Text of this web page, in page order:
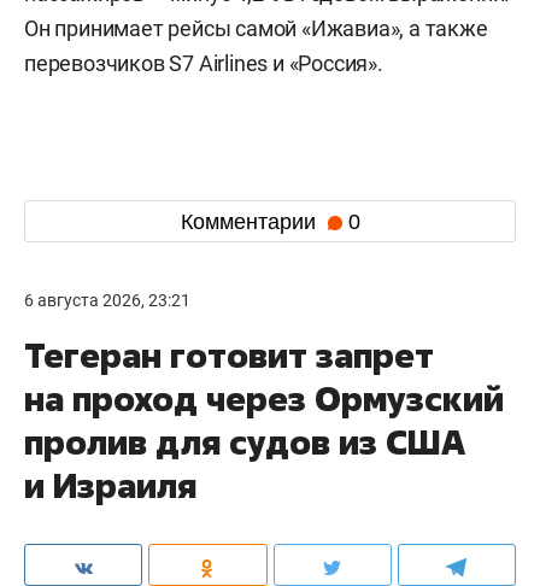
Он принимает рейсы самой «Ижавиа», а также
перевозчиков S7 Airlines и «Россия».
Комментарии 0
6 августа 2026, 23:21
Тегеран готовит запрет
на проход через Ормузский
пролив для судов из США
и Израиля